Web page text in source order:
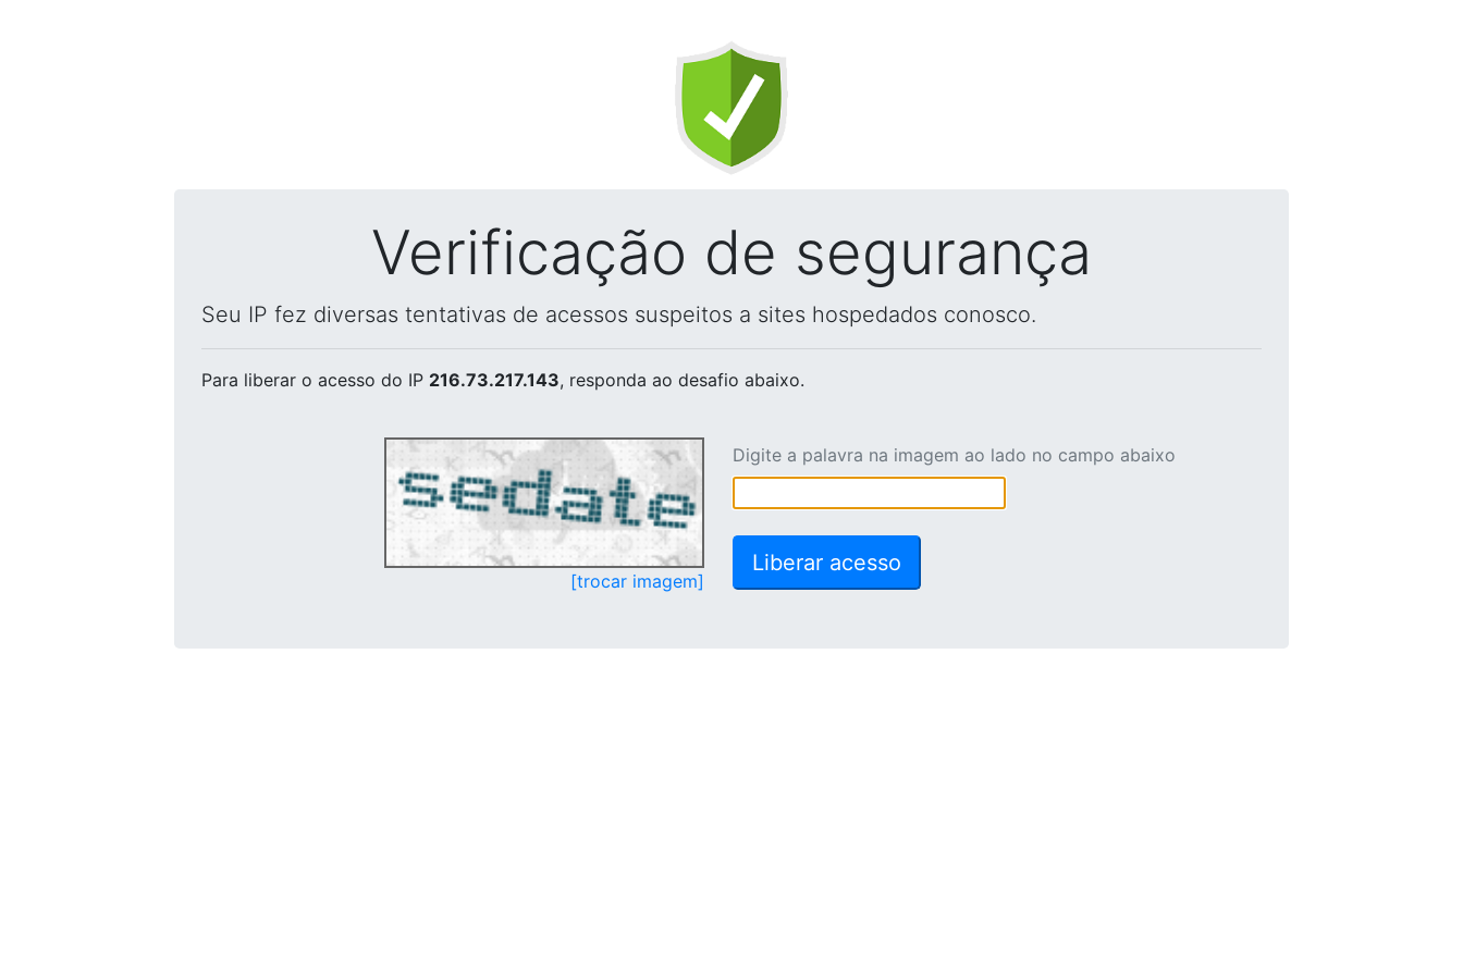
Verificação de segurança
Seu IP fez diversas tentativas de acessos suspeitos a sites hospedados conosco.
Para liberar o acesso do IP 216.73.217.143, responda ao desafio abaixo.
[trocar imagem]
Digite a palavra na imagem ao lado no campo abaixo